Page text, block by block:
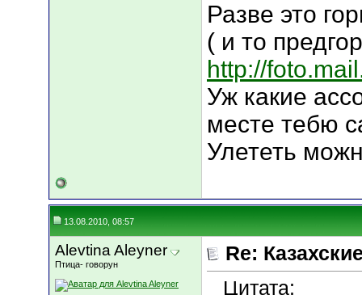
Разве это
( и то
http://
Уж какие
месте тебю
Улететь
13.08.2010, 08:57
Alevtina Aleyner
Птица- говорун
Re:
Цитата: